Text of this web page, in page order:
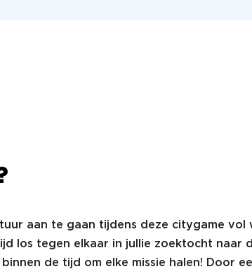
aan te gaan tijdens deze citygame
los tegen elkaar in jullie zoektocht naar
de tijd om elke missie halen! Door